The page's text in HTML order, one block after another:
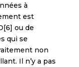
à
est
ou de
qui se
non
Il n’y a pas